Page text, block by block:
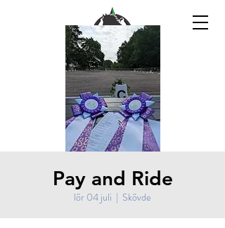
Pay and Ride
lör 04 juli
  |
Skövde